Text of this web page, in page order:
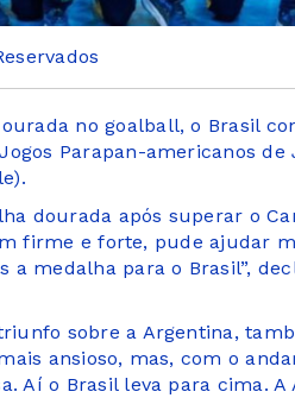
no goalball, o Brasil
Parapan-americanos de
dourada após superar o
firme e forte, pude ajudar
medalha para o Brasil”,
sobre a Argentina,
ansioso, mas, com o
Aí o Brasil leva para cima. A